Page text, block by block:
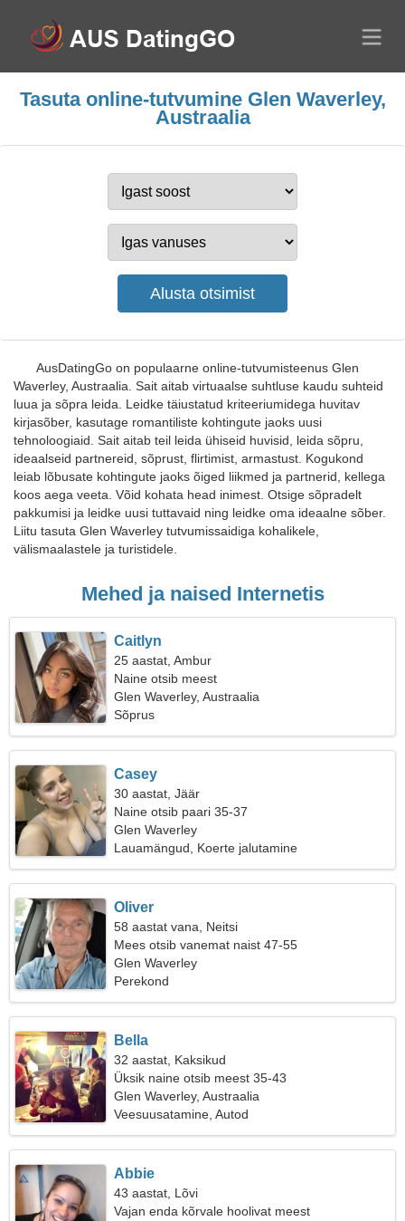
Tasuta online-tutvumine Glen Waverley,
Austraalia
AusDatingGo on populaarne online-tutvumisteenus Glen
Waverley, Austraalia. Sait aitab virtuaalse suhtluse kaudu suhteid
luua ja sõpra leida. Leidke täiustatud kriteeriumidega huvitav
kirjasõber, kasutage romantiliste kohtingute jaoks uusi
tehnoloogiaid. Sait aitab teil leida ühiseid huvisid, leida sõpru,
ideaalseid partnereid, sõprust, flirtimist, armastust. Kogukond
leiab lõbusate kohtingute jaoks õiged liikmed ja partnerid, kellega
koos aega veeta. Võid kohata head inimest. Otsige sõpradelt
pakkumisi ja leidke uusi tuttavaid ning leidke oma ideaalne sõber.
Liitu tasuta Glen Waverley tutvumissaidiga kohalikele,
välismaalastele ja turistidele.
Mehed ja naised Internetis
Caitlyn
25 aastat, Ambur
Naine otsib meest
Glen Waverley, Austraalia
Sõprus
Casey
30 aastat, Jäär
Naine otsib paari 35-37
Glen Waverley
Lauamängud, Koerte jalutamine
Oliver
58 aastat vana, Neitsi
Mees otsib vanemat naist 47-55
Glen Waverley
Perekond
Bella
32 aastat, Kaksikud
Üksik naine otsib meest 35-43
Glen Waverley, Austraalia
Veesuusatamine, Autod
Abbie
43 aastat, Lõvi
Vajan enda kõrvale hoolivat meest